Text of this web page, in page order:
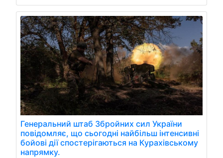
Генеральний штаб Збройних сил України
повідомляє, що сьогодні найбільш інтенсивні
бойові дії спостерігаються на Курахівському
напрямку.